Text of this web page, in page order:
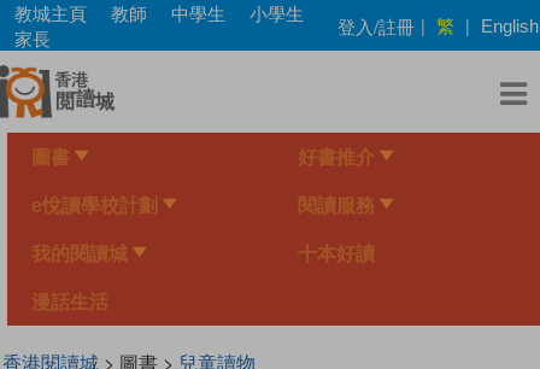
Skip
main
content
教城主頁 教師 中學生
小學生
家長
登入/註冊 | 繁 | English
圖書 好書推介
e悅讀學校計劃 閱讀服務
我的閱讀城 十本好讀
漫話生活
香港閱讀城> 圖書 > 兒童讀物